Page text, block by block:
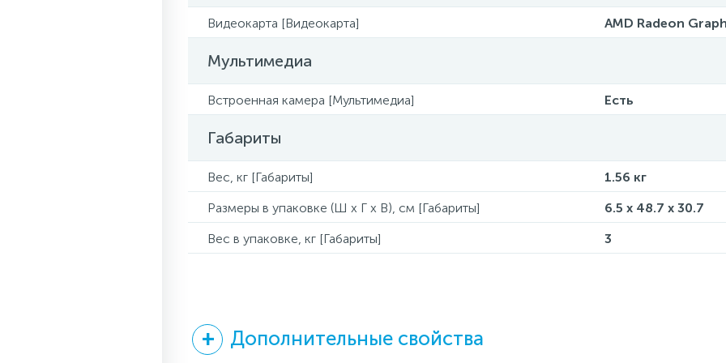
Видеокарта [Видеокарта] AMD Radeon
Мультимедиа
Встроенная камера [Мультимедиа] Есть
Габариты
Вес, кг [Габариты]
1.56 кг
Размеры в упаковке (Ш x Г x В), см [Габариты]
6.5 x 48.7 x 30.7
Вес в упаковке, кг [Габариты]
3
Дополнительные свойства